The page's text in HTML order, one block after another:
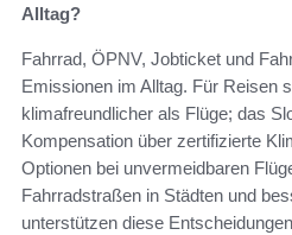
Alltag?
Fahrrad, ÖPNV, Jobticket und
Emissionen im Alltag. Für Reisen
klimafreundlicher als Flüge; das
Kompensation über zertifizierte
Optionen bei unvermeidbaren
Fahrradstraßen in Städten und
unterstützen diese